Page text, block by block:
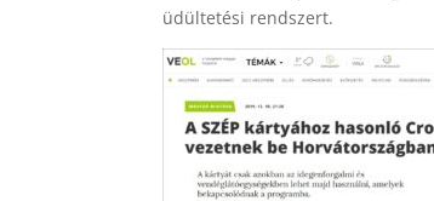
üdültetési rendszert.